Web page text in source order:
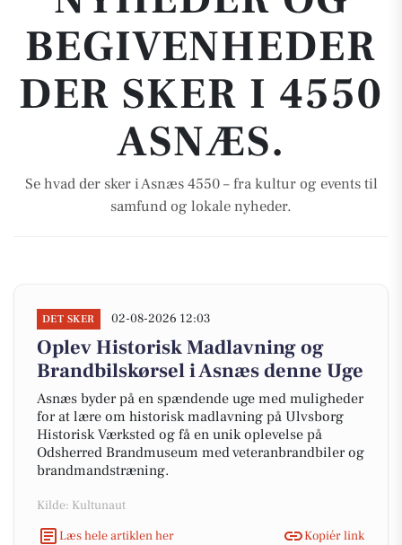
BEGIVENHEDER
DER SKER I 4550
ASNÆS.
Se hvad der sker i Asnæs 4550 – fra kultur og events til
samfund og lokale nyheder.
DET SKER 02-08-2026 12:03
Oplev Historisk Madlavning og
Brandbilskørsel i Asnæs denne Uge
Asnæs byder på en spændende uge med muligheder
for at lære om historisk madlavning på Ulvsborg
Historisk Værksted og få en unik oplevelse på
Odsherred Brandmuseum med veteranbrandbiler og
brandmandstræning.
Kilde: Kultunaut
Læs hele artiklen her
Kopiér link